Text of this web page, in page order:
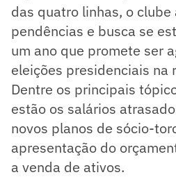
das quatro linhas, o clube
pendências e busca se
um ano que promete ser
eleições presidenciais na
Dentre os principais
estão os salários
novos planos de sócio-
apresentação do
a venda de ativos.